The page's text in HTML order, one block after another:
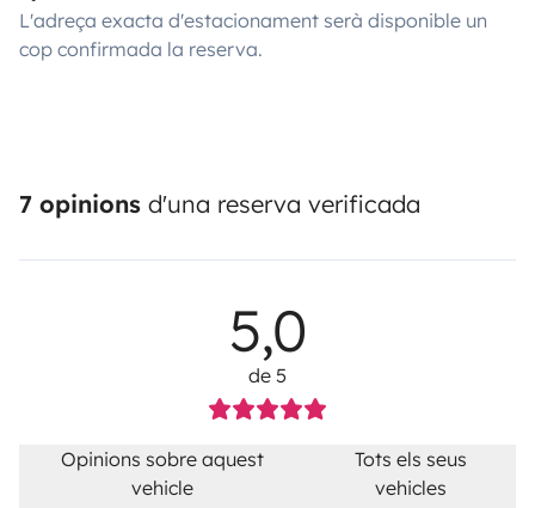
L'adreça exacta d'estacionament serà disponible un
cop confirmada la reserva.
7 opinions d'una reserva verificada
5,0
de 5
Opinions sobre aquest
vehicle
Tots els seus
vehicles